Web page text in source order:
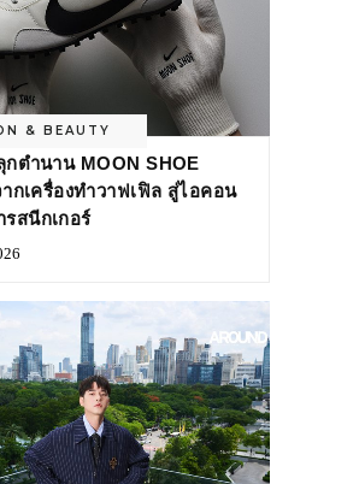
& BEAUTY
กตำนาน MOON SHOE
ากเครื่องทำวาฟเฟิล สู่ไอคอน
รสนีกเกอร์